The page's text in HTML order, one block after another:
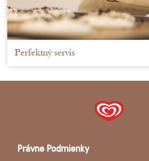
Perfektný servis
Právne Podmienky